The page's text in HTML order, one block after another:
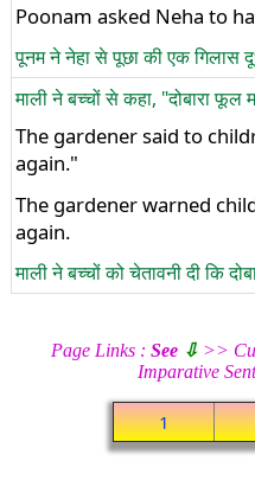
Poonam asked Neha to
पूनम ने नेहा से पूछा की एक गिलास
माली ने बच्चों से कहा, "दोबारा फूल
The gardener said to
again."
The gardener warned
again.
माली ने बच्चों को चेतावनी दी कि
Page Links : See ⇩ >>
Imparative
1